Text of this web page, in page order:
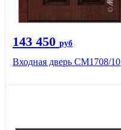
143 450 руб
Входная дверь CМ1708/10